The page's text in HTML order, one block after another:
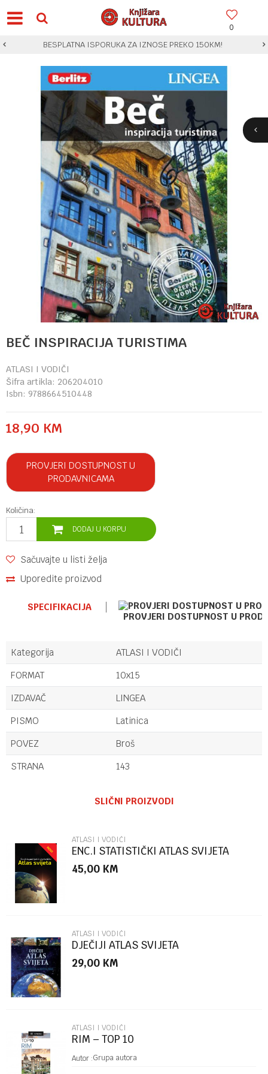
0
BESPLATNA ISPORUKA ZA IZNOSE PREKO 150KM!
BEČ INSPIRACIJA TURISTIMA
ATLASI I VODIČI
Šifra artikla: 206204010
Isbn: 9788664510448
18,90 KM
PROVJERI DOSTUPNOST U
PRODAVNICAMA
Količina:
DODAJ U KORPU
Sačuvajte u listi želja
Uporedite proizvod
SPECIFIKACIJA
PROVJERI DOSTUPNOST U
Kategorija
ATLASI I VODIČI
FORMAT
10x15
IZDAVAČ
LINGEA
PISMO
Latinica
POVEZ
Broš
STRANA
143
Poruka
POŠALJI
SLIČNI PROIZVODI
ATLASI I VODIČI
ENC.I STATISTIČKI ATLAS SVIJETA
45,00 KM
ATLASI I VODIČI
DJEČIJI ATLAS SVIJETA
29,00 KM
ATLASI I VODIČI
RIM – TOP 10
Autor :Grupa autora